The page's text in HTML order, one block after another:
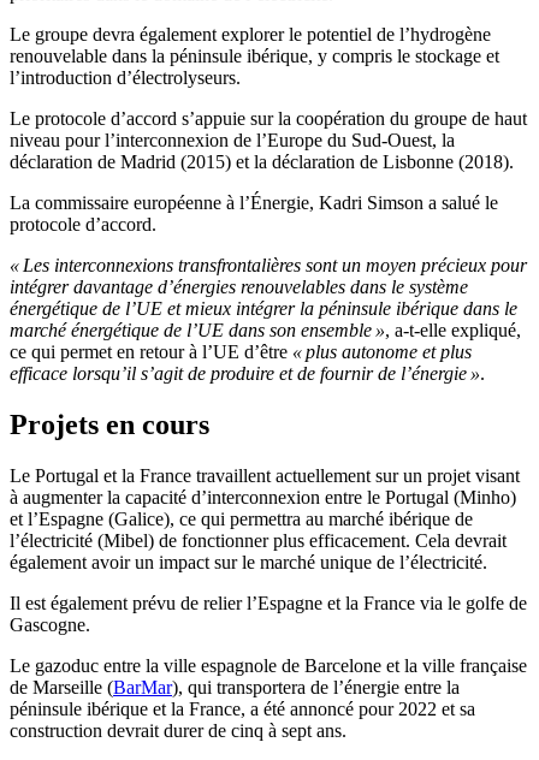
Le groupe devra également explorer le potentiel de l’hydrogène
renouvelable dans la péninsule ibérique, y compris le stockage et
l’introduction d’électrolyseurs.
Le protocole d’accord s’appuie sur la coopération du groupe de haut
niveau pour l’interconnexion de l’Europe du Sud-Ouest, la
déclaration de Madrid (2015) et la déclaration de Lisbonne (2018).
La commissaire européenne à l’Énergie, Kadri Simson a salué le
protocole d’accord.
« Les interconnexions transfrontalières sont un moyen précieux pour
intégrer davantage d’énergies renouvelables dans le système
énergétique de l’UE et mieux intégrer la péninsule ibérique dans le
marché énergétique de l’UE dans son ensemble », a-t-elle expliqué,
ce qui permet en retour à l’UE d’être « plus autonome et plus
efficace lorsqu’il s’agit de produire et de fournir de l’énergie ».
Projets en cours
Le Portugal et la France travaillent actuellement sur un projet visant
à augmenter la capacité d’interconnexion entre le Portugal (Minho)
et l’Espagne (Galice), ce qui permettra au marché ibérique de
l’électricité (Mibel) de fonctionner plus efficacement. Cela devrait
également avoir un impact sur le marché unique de l’électricité.
Il est également prévu de relier l’Espagne et la France via le golfe de
Gascogne.
Le gazoduc entre la ville espagnole de Barcelone et la ville française
de Marseille (BarMar), qui transportera de l’énergie entre la
péninsule ibérique et la France, a été annoncé pour 2022 et sa
construction devrait durer de cinq à sept ans.